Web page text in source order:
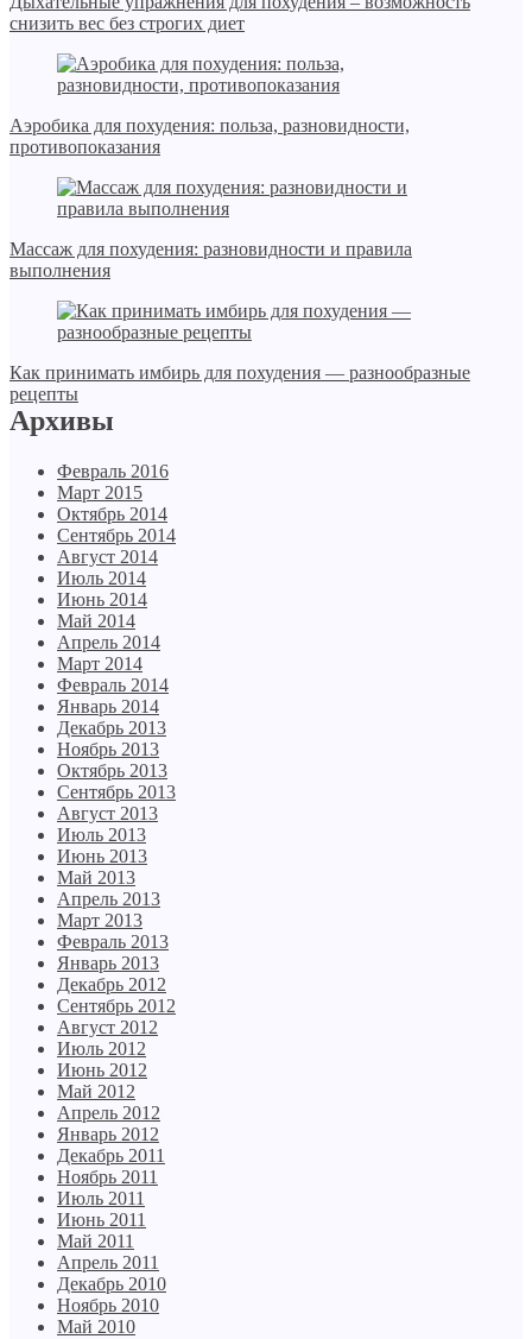
снизить вес без строгих диет
Аэробика для похудения: польза, разновидности,
противопоказания
Массаж для похудения: разновидности и правила
выполнения
Как принимать имбирь для похудения — разнообразные
рецепты
Архивы
Февраль 2016
Март 2015
Октябрь 2014
Сентябрь 2014
Август 2014
Июль 2014
Июнь 2014
Май 2014
Апрель 2014
Март 2014
Февраль 2014
Январь 2014
Декабрь 2013
Ноябрь 2013
Октябрь 2013
Сентябрь 2013
Август 2013
Июль 2013
Июнь 2013
Май 2013
Апрель 2013
Март 2013
Февраль 2013
Январь 2013
Декабрь 2012
Сентябрь 2012
Август 2012
Июль 2012
Июнь 2012
Май 2012
Апрель 2012
Январь 2012
Декабрь 2011
Ноябрь 2011
Июль 2011
Июнь 2011
Май 2011
Апрель 2011
Декабрь 2010
Ноябрь 2010
Май 2010